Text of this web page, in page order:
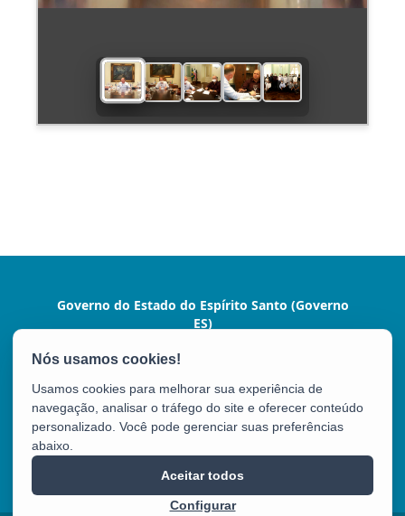
Governo do Estado do Espírito Santo (Governo
ES)
Praça João Clímaco, 142 - Cidade Alta, Centro
Tel.: (27) 3636-1024
Usamos cookies para melhorar sua experiência de
navegação, analisar o tráfego do site e oferecer conteúdo
personalizado. Você pode gerenciar suas preferências
abaixo.
Configurar
Aceitar todos